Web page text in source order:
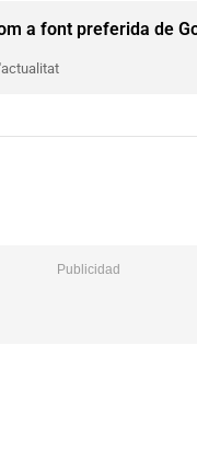
a font preferida de